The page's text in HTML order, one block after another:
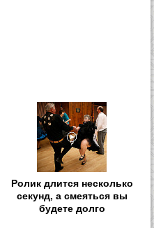
Ролик длится несколько
секунд, а смеяться вы
будете долго